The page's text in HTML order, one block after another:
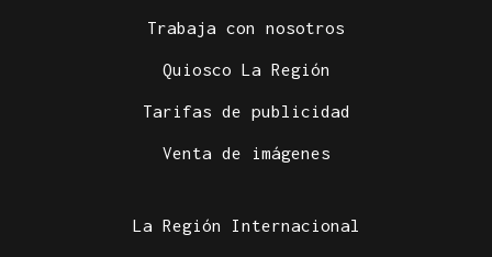
Trabaja con nosotros
Quiosco La Región
Tarifas de publicidad
Venta de imágenes
La Región Internacional